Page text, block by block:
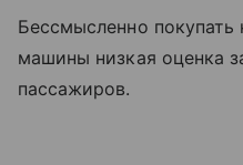
Бессмысленно покупать
машины низкая оценка
пассажиров.